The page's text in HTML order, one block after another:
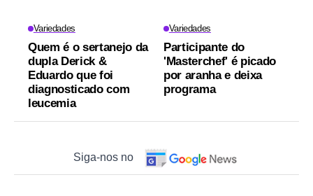
Variedades
Quem é o sertanejo da
dupla Derick &
Eduardo que foi
diagnosticado com
leucemia
Variedades
Participante do
'Masterchef' é picado
por aranha e deixa
programa
Siga-nos no